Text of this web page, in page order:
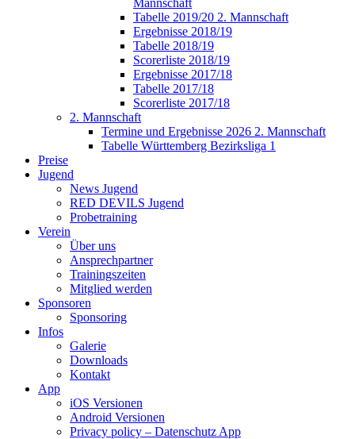
Mannschaft
Tabelle 2019/20 2. Mannschaft
Ergebnisse 2018/19
Tabelle 2018/19
Scorerliste 2018/19
Ergebnisse 2017/18
Tabelle 2017/18
Scorerliste 2017/18
2. Mannschaft
Termine und Ergebnisse 2026 2. Mannschaft
Tabelle Württemberg Bezirksliga 1
Preise
Jugend
News Jugend
RED DEVILS Jugend
Probetraining
Verein
Über uns
Ansprechpartner
Trainingszeiten
Mitglied werden
Sponsoren
Sponsoring
Infos
Galerie
Downloads
Kontakt
App
iOS Versionen
Android Versionen
Privacy policy – Datenschutz App